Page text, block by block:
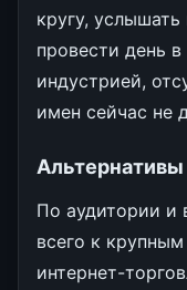
кругу,
провести день
индустрией,
имен сейчас не
По аудитории и
всего к
интернет-